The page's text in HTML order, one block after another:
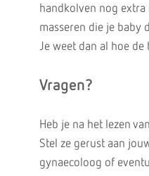
handkolven nog
masseren die je baby
Je weet dan al hoe de
Vragen?
Heb je na het lezen
Stel ze gerust aan
gynaecoloog of